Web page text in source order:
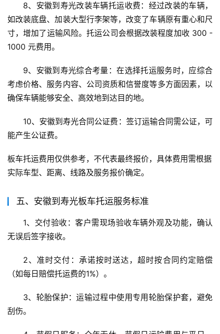
8、安徽到寿光改装车辆托运收费：经过改装的车辆，
如改装底盘、加装大型行李架等，改变了车辆原有重心和尺
寸，增加了运输风险。托运公司会根据改装程度加收 300 -
1000 元费用。
9、安徽到寿光综合考量：在选择托运服务时，应综合
考虑价格、服务内容、公司资质和信誉度等多方面因素，以
确保车辆能够安全、高效地到达目的地。
10、安徽到寿光合同公证费：签订运输合同需公证，可
能产生公证费。
板车托运费用仅供参考，不代表最终报价，具体费用需根据
实际车型、距离、线路及服务报价确定。
五、安徽到寿光板车托运服务标准
1、交付验收：客户需现场验收车辆外观及功能，确认
无误后签字接收。
2、准时交付：承诺按时送达，超时按合同约定赔偿
（如每日赔偿托运费的1%）。
3、轮胎保护：运输过程中使用专用轮胎保护套，避免
刮伤。